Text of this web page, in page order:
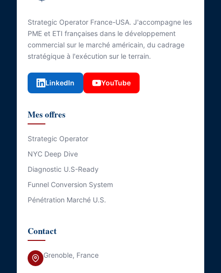
Strategic Operator France-USA. J'accompagne les
PME et ETI françaises dans le développement
commercial sur le marché américain, du cadrage
stratégique à l'exécution sur le terrain.
LinkedIn YouTube
Mes offres
Strategic Operator
NYC Deep Dive
Diagnostic U.S-Ready
Funnel Conversion System
Pénétration Marché U.S.
Contact
Grenoble, France